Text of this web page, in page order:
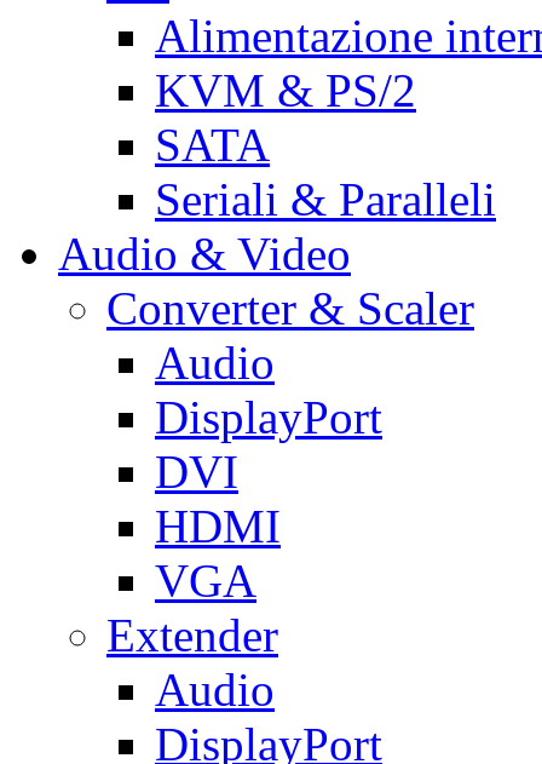
Alimentazione
KVM & PS/2
SATA
Seriali & Paralleli
Audio & Video
Converter & Scaler
Audio
DisplayPort
DVI
HDMI
VGA
Extender
Audio
DisplayPort